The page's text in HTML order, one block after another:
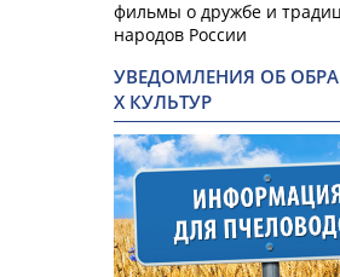
фильмы о дружбе и
народов России
УВЕДОМЛЕНИЯ ОБ
Х КУЛЬТУР